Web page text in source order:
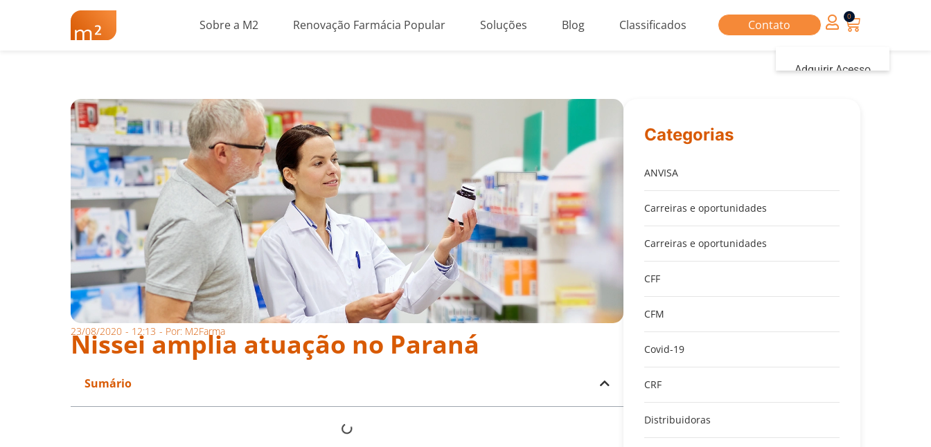
Sobre a M2 Renovação Farmácia Popular Soluções Blog Classificados Contato
Adquirir Acesso
0
23/08/2020 - 12:13 - Por: M2Farma
Nissei amplia atuação no Paraná
Sumário
Categorias
ANVISA
Carreiras e oportunidades
Carreiras e oportunidades
CFF
CFM
Covid-19
CRF
Distribuidoras